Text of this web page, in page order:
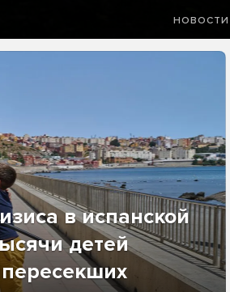
НОВОСТИ
в испанской
детей